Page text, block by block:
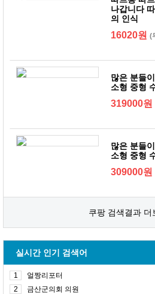
나갑니다
의 인식
16020원(
많은 분들
소형 중형
319000원
많은 분들
소형 중형
309000원
쿠팡 검색결과
실시간 인기 검색어
1
얼짱리포터
2
금산군의회 의원